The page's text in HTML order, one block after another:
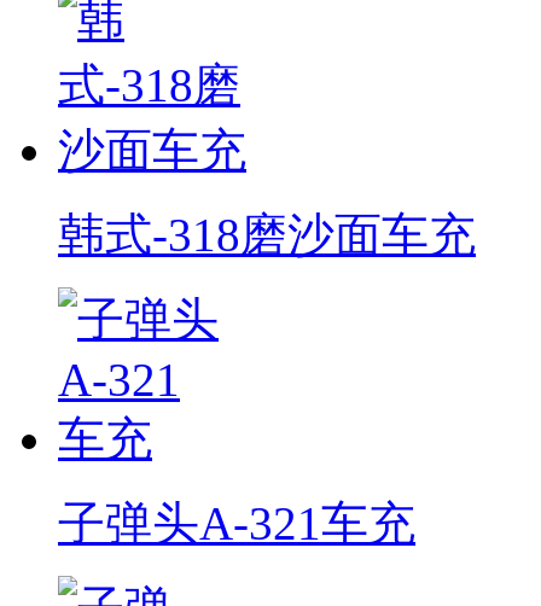
韩式-318磨沙面车充
子弹头A-321车充